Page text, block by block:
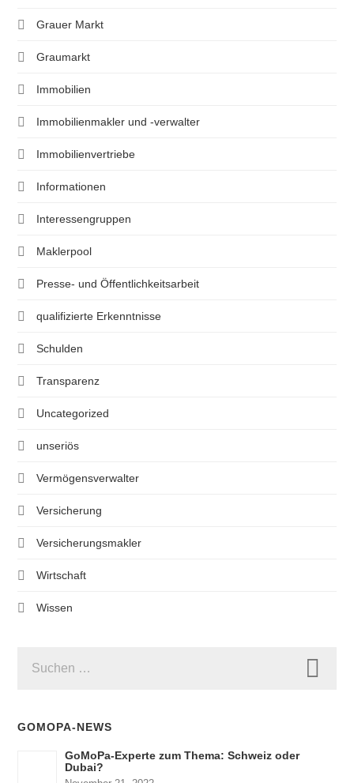
Grauer Markt
Graumarkt
Immobilien
Immobilienmakler und -verwalter
Immobilienvertriebe
Informationen
Interessengruppen
Maklerpool
Presse- und Öffentlichkeitsarbeit
qualifizierte Erkenntnisse
Schulden
Transparenz
Uncategorized
unseriös
Vermögensverwalter
Versicherung
Versicherungsmakler
Wirtschaft
Wissen
NACH:
GOMOPA-NEWS
GoMoPa-Experte zum Thema: Schweiz oder
Dubai?